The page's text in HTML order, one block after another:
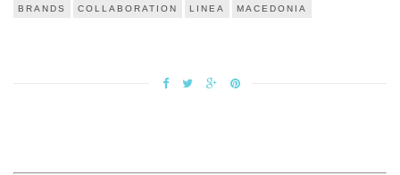
BRANDS COLLABORATION LINEA MACEDONIA